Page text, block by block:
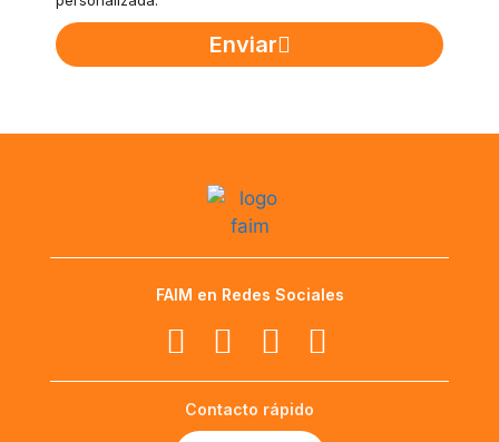
Enviar
FAIM en Redes Sociales
Contacto rápido